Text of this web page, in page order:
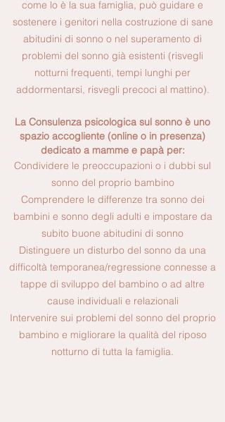
come lo è la sua famiglia, può guidare e
sostenere i genitori nella costruzione di sane
abitudini di sonno o nel superamento di
problemi del sonno già esistenti (risvegli
notturni frequenti, tempi lunghi per
addormentarsi, risvegli precoci al mattino).
La Consulenza psicologica sul sonno è uno
spazio accogliente (online o in presenza)
dedicato a mamme e papà per:
Condividere le preoccupazioni o i dubbi sul
sonno del proprio bambino
Comprendere le differenze tra sonno dei
bambini e sonno degli adulti e impostare da
subito buone abitudini di sonno
Distinguere un disturbo del sonno da una
difficoltà temporanea/regressione connesse a
tappe di sviluppo del bambino o ad altre
cause individuali e relazionali
Intervenire sui problemi del sonno del proprio
bambino e migliorare la qualità del riposo
notturno di tutta la famiglia.